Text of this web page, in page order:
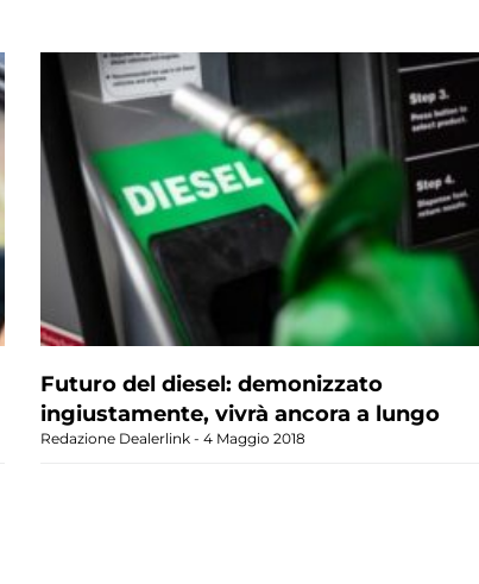
Futuro del diesel: demonizzato
ingiustamente, vivrà ancora a lungo
Redazione Dealerlink 4 Maggio 2018